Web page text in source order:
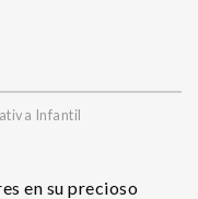
Infantil
en su precioso